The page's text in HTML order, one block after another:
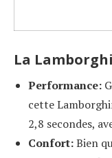
La
Performance:
cette
2,8 secondes,
Confort:Bien